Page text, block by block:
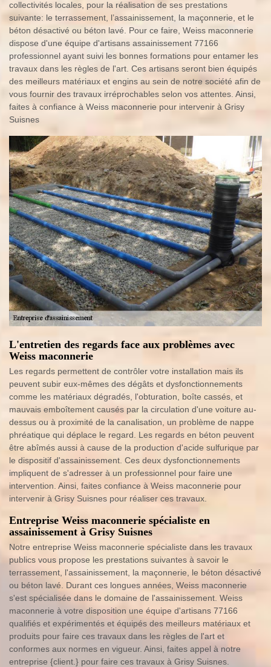
collectivités locales, pour la réalisation de ses prestations
suivante: le terrassement, l’assainissement, la maçonnerie, et le
béton désactivé ou béton lavé. Pour ce faire, Weiss maconnerie
dispose d'une équipe d'artisans assainissement 77166
professionnel ayant suivi les bonnes formations pour entamer les
travaux dans les règles de l'art. Ces artisans seront bien équipés
des meilleurs matériaux et engins au sein de notre société afin de
vous fournir des travaux irréprochables selon vos attentes. Ainsi,
faites à confiance à Weiss maconnerie pour intervenir à Grisy
Suisnes
L'entretien des regards face aux problèmes avec
Weiss maconnerie
Les regards permettent de contrôler votre installation mais ils
peuvent subir eux-mêmes des dégâts et dysfonctionnements
comme les matériaux dégradés, l'obturation, boîte cassés, et
mauvais emboîtement causés par la circulation d'une voiture au-
dessus ou à proximité de la canalisation, un problème de nappe
phréatique qui déplace le regard. Les regards en béton peuvent
être abîmés aussi à cause de la production d'acide sulfurique par
le dispositif d'assainissement. Ces deux dysfonctionnements
impliquent de s'adresser à un professionnel pour faire une
intervention. Ainsi, faites confiance à Weiss maconnerie pour
intervenir à Grisy Suisnes pour réaliser ces travaux.
Entreprise Weiss maconnerie spécialiste en
assainissement à Grisy Suisnes
Notre entreprise Weiss maconnerie spécialiste dans les travaux
publics vous propose les prestations suivantes à savoir le
terrassement, l'assainissement, la maçonnerie, le béton désactivé
ou béton lavé. Durant ces longues années, Weiss maconnerie
s'est spécialisée dans le domaine de l'assainissement. Weiss
maconnerie à votre disposition une équipe d'artisans 77166
qualifiés et expérimentés et équipés des meilleurs matériaux et
produits pour faire ces travaux dans les règles de l'art et
conformes aux normes en vigueur. Ainsi, faites appel à notre
entreprise {client.} pour faire ces travaux à Grisy Suisnes.